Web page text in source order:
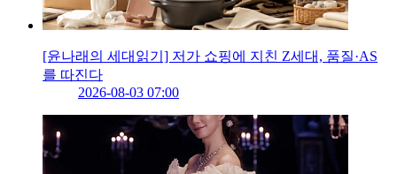
[윤나래의 세대읽기] 저가 쇼핑에 지친 Z세대, 품질·AS
를 따진다
2026-08-03 07:00